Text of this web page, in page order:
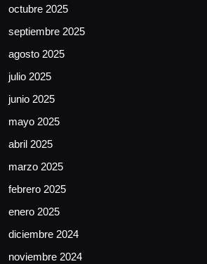
octubre 2025
septiembre 2025
agosto 2025
julio 2025
junio 2025
mayo 2025
abril 2025
marzo 2025
febrero 2025
enero 2025
diciembre 2024
noviembre 2024